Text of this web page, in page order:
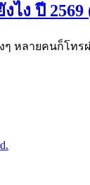
ง ปี 2569
หลายคนก็โท